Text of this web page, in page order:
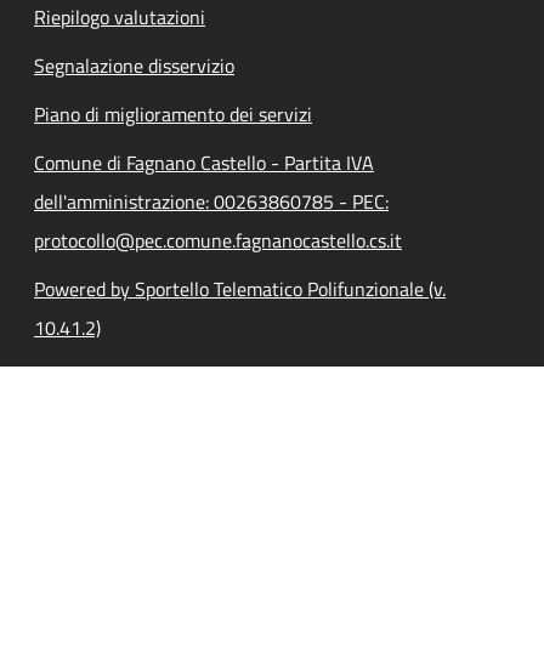
Riepilogo valutazioni
Segnalazione disservizio
Piano di miglioramento dei servizi
Comune di Fagnano Castello - Partita IVA
dell'amministrazione: 00263860785 - PEC:
protocollo@pec.comune.fagnanocastello.cs.it
Powered by Sportello Telematico Polifunzionale (v.
10.41.2)